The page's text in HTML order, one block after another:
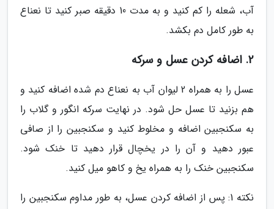
آب، شعله را کم کنید و به مدت 10 دقیقه صبر کنید تا نعناع
به طور کامل دم بکشد.
2. اضافه کردن عسل و سرکه
عسل را به همراه 2 لیوان آب به نعناع دم شده اضافه کنید و
هم بزنید تا عسل حل شود. در نهایت سرکه انگور و گلاب را
به سکنجبین اضافه و مخلوط کنید و سکنجبین را از صافی
عبور دهید و آن را در یخچال قرار دهید تا خنک شود.
سکنجبین خنک را به همراه یخ و کاهو میل کنید.
نکته 1: پس از اضافه کردن عسل، به طور مداوم سکنجبین را